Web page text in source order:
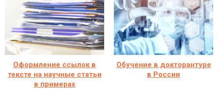
Оформление ссылок в
тексте на научные статьи
в примерах
Обучение в докторантуре
в России